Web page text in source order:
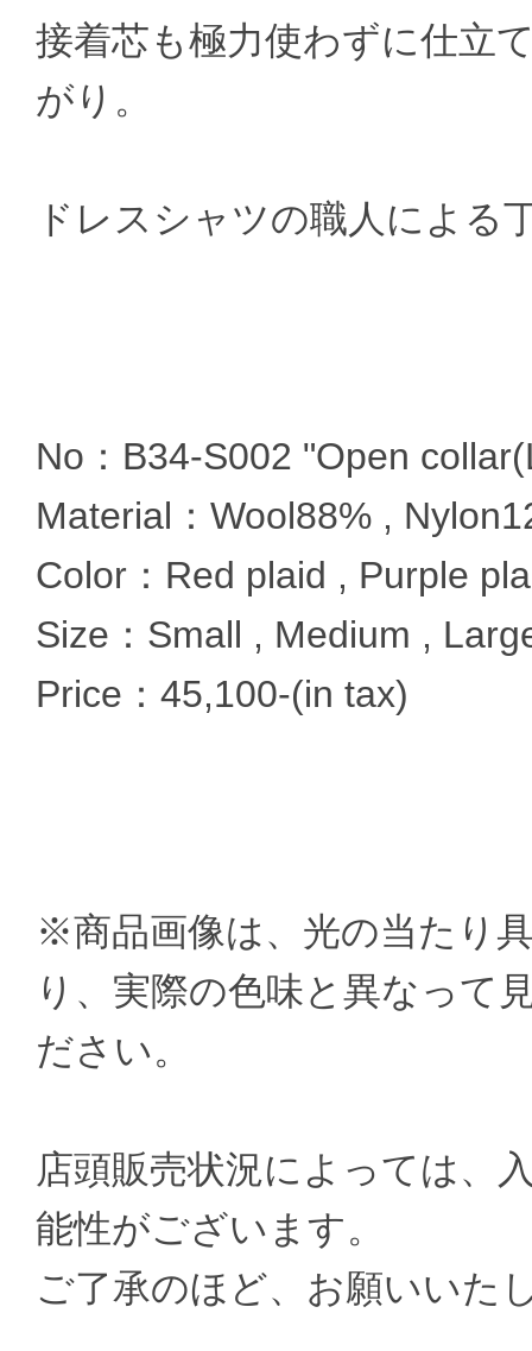
接着芯も極力使わずに仕立
がり。
ドレスシャツの職人による
No：B34-S002 "Open
Material：Wool88% ,
Color：Red plaid , Purple
Size：Small , Medium ,
Price：45,100-(in tax)
※商品画像は、光の当たり
り、実際の色味と異なって
ださい。
店頭販売状況によっては、
能性がございます。
ご了承のほど、お願いいた